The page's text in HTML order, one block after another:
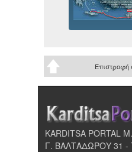
Επιστροφή
KARDITSA PORTAL
Γ. ΒΑΛΤΑΔΩΡΟΥ 31 -